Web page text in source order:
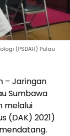
(PSDAH) Pulau
– Jaringan
Sumbawa
melalui
(DAK) 2021)